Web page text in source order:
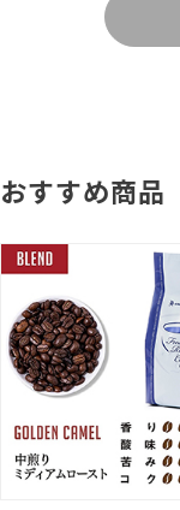
おすすめ商品